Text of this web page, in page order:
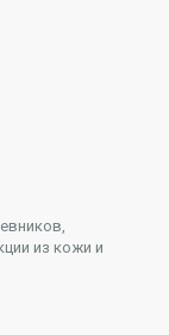
из кожи и